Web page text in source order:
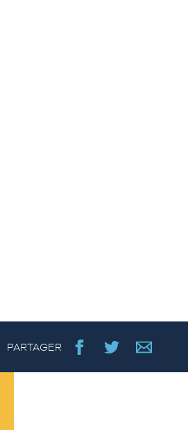
PARTAGER